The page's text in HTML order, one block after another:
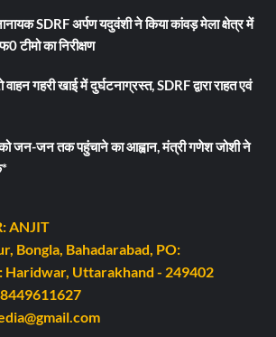
SDRF अर्पण यदुवंशी ने किया कांवड़ मेला क्षेत्र में
टीमो का निरीक्षण
गहरी खाई में दुर्घटनाग्रस्त, SDRF द्वारा राहत एवं
को जन-जन तक पहुंचाने का आह्वान, मंत्री गणेश जोशी ने
ANJIT
Bongla, Bahadarabad, PO:
Haridwar, Uttarakhand - 249402